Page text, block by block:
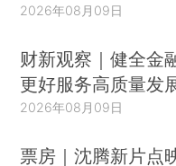
2026年08月09日
财新观察｜健全金
更好服务高质量发
2026年08月09日
票房｜沈腾新片点